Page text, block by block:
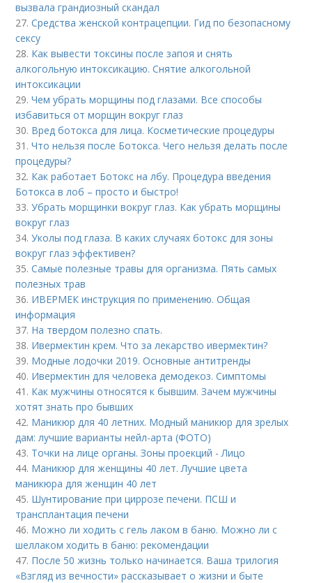
вызвала грандиозный скандал
27.Средства женской контрацепции. Гид по безопасному
сексу
28. Как вывести токсины после запоя и снять
алкогольную интоксикацию. Снятие алкогольной
интоксикации
29.Чем убрать морщины под глазами. Все способы
избавиться от морщин вокруг глаз
30. Вред ботокса для лица. Косметические процедуры
31.Что нельзя после Ботокса. Чего нельзя делать после
процедуры?
32. Как работает Ботокс на лбу. Процедура введения
Ботокса в лоб – просто и быстро!
33.Убрать морщинки вокруг глаз. Как убрать морщины
вокруг глаз
34.Уколы под глаза. В каких случаях ботокс для зоны
вокруг глаз эффективен?
35.Самые полезные травы для организма. Пять самых
полезных трав
36. ИВЕРМЕК инструкция по применению. Общая
информация
37. На твердом полезно спать.
38. Ивермектин крем. Что за лекарство ивермектин?
39. Модные лодочки 2019. Основные антитренды
40. Ивермектин для человека демодекоз. Симптомы
41. Как мужчины относятся к бывшим. Зачем мужчины
хотят знать про бывших
42. Маникюр для 40 летних. Модный маникюр для зрелых
дам: лучшие варианты нейл-арта (ФОТО)
43. Точки на лице органы. Зоны проекций - Лицо
44. Маникюр для женщины 40 лет. Лучшие цвета
маникюра для женщин 40 лет
45. Шунтирование при циррозе печени. ПСШ и
трансплантация печени
46. Можно ли ходить с гель лаком в баню. Можно ли с
шеллаком ходить в баню: рекомендации
47. После 50 жизнь только начинается. Ваша трилогия
«Взгляд из вечности» рассказывает о жизни и быте